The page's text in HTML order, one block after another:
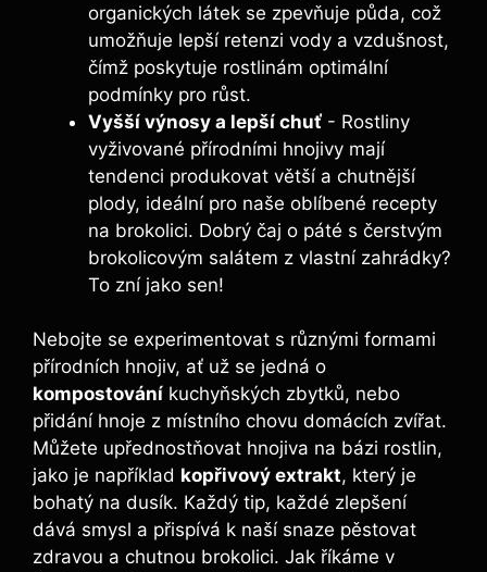
organických látek​ se zpevňuje půda, což‍
umožňuje‌ lepší⁣ retenzi vody⁣ a vzdušnost,
čímž⁢ poskytuje rostlinám optimální
podmínky pro růst.
Vyšší⁤ výnosy ‍a lepší chuť ​- Rostliny⁢
vyživované ⁤přírodními hnojivy mají
tendenci produkovat větší a chutnější
plody, ideální pro naše oblíbené recepty‌
na brokolici. Dobrý čaj o‍ páté ‌s čerstvým
brokolicovým salátem z vlastní zahrádky?
To zní⁤ jako sen!
Nebojte se ⁤experimentovat s různými formami
přírodních hnojiv, ‍ať už se jedná o
kompostování kuchyňských zbytků, nebo
přidání hnoje z místního chovu domácích zvířat.​
Můžete⁢ upřednostňovat hnojiva na bázi ⁤rostlin,
jako ⁤je například kopřivový extrakt, který ​je
bohatý na dusík. Každý ⁣tip, každé ⁤zlepšení
dává smysl⁢ a přispívá k⁤ naší snaze pěstovat
zdravou a​ chutnou brokolici. ‌Jak říkáme v